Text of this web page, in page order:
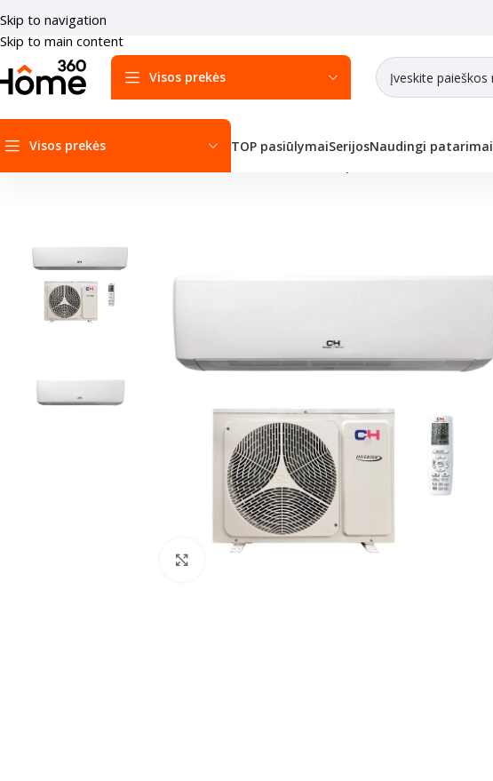
Skip to navigation
Skip to main content
Visos prekės
Visos prekės TOP pasiūlymaiSerijosNaudingi patarimai
Paspauskite čia, kad padidinti